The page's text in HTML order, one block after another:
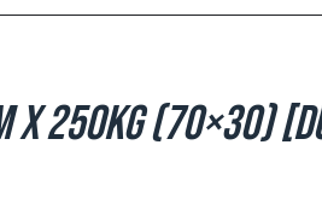
x 250kg (70×30)